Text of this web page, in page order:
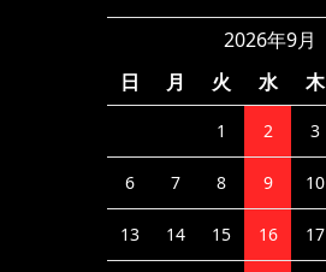
2026年9月
日
月 火 水 木
1 2 3
6 7 8 9 10
13 14 15 16 17